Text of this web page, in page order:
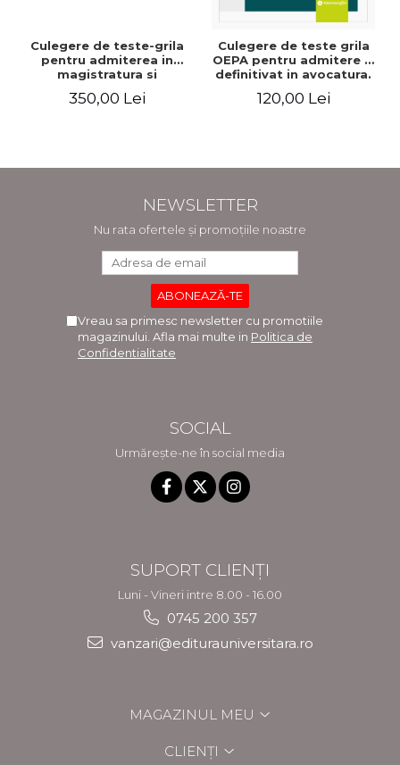
Culegere de teste-grila
pentru admiterea in
magistratura si
revizuita si adaugita -
350,00 Lei
Culegere de teste grila
OEPA pentru admitere si
definitivat in avocatura.
variantelor de raspuns.
120,00 Lei
NEWSLETTER
Nu rata ofertele și promoțiile noastre
Vreau sa primesc newsletter cu promotiile
magazinului. Afla mai multe in Politica de
Confidentialitate
SOCIAL
Urmărește-ne în social media
SUPORT CLIENȚI
Luni - Vineri intre 8.00 - 16.00
0745 200 357
vanzari@editurauniversitara.ro
MAGAZINUL MEU
CLIENȚI